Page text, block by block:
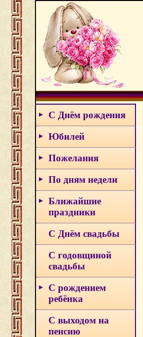
С Днём рождения
Юбилей
Пожелания
По дням недели
Ближайшие
праздники
С Днём свадьбы
С годовщиной
свадьбы
С рождением
ребёнка
С выходом на
пенсию